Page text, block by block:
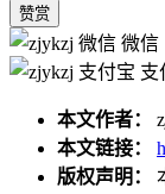
赞赏
微信
支
本文作者：
本文链接：
版权声明：